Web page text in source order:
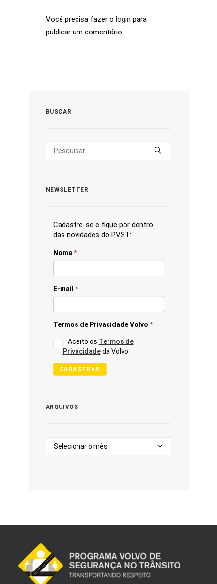
Você precisa fazer o login para
publicar um comentário.
BUSCAR
NEWSLETTER
Cadastre-se e fique por dentro
das novidades do PVST:
Nome*
E-mail *
Termos de Privacidade Volvo *
Aceito os Termos de
Privacidadeda Volvo.
CADASTRAR
ARQUIVOS
Arquivos